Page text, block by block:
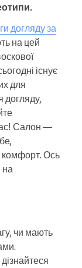
догляду за
на цей
існує
для
догляду,
Салон —
комфорт. Ось
на
чи мають